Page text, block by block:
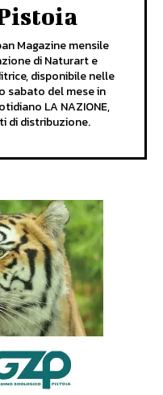
Magazine mensile
di Naturart e
disponibile nelle
sabato del mese in
LA NAZIONE,
di distribuzione.